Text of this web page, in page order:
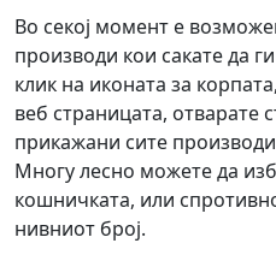
Во секој момент е
производи кои сакате да
клик на иконата за
веб страницата, отварате
прикажани сите
Многу лесно можете да
кошничката, или
нивниот број.